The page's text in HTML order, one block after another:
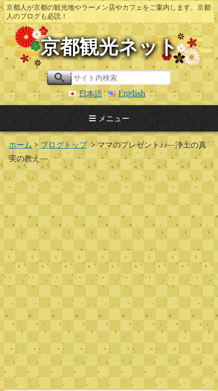
京都人が京都の観光地やラーメン店やカフェをご案内します。京都
人のブログも必読！
京都観光ネット
日本語 English
メニュー
ホーム >ブログトップ> ママのプレゼント♪♪—浄土の真
実の教え―